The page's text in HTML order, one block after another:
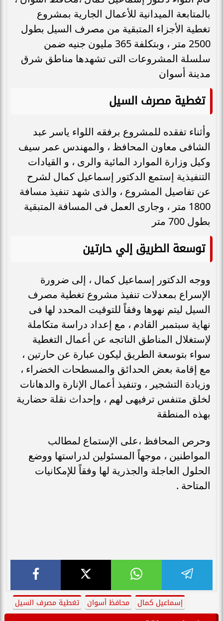
بالمتابعة الميدانية للأعمال الجارية بمشروع
تغطية الأجزاء المتبقية من مصرف السيل بطول
2500 متر ، وبتكلفة 365 مليون جنيه ضمن
سلسلة المشروعات التى تشهدها مناطق شرق
مدينة أسوان
تغطية مصرف السيل
وأثناء تفقده للمشروع برفقه اللواء ياسر عبد
الشافى معاون المحافظ ، والمهندس عمر سيف
وكيل وزارة الموارد المائية والرى ، و القيادات
التنفيذية إستمع الدكتور إسماعيل كمال لشرح
عن تفاصيل المشروع ، والذى شهد تنفيذ مسافة
1800 متر ، وجارى العمل فى المسافة المتبقية
بطول 700 متر
توسعة الطريق إلي حارتين
ووجه الدكتور إسماعيل كمال ، إلى ضرورة
الإسراع بمعدلات تنفيذ مشروع تغطية مصرف
السيل ليتم نهوها وفقاً للتوقيت المحدد لها فى
نهاية سبتمبر القادم ، مع إعداد دراسة متكاملة
لإستغلال المناطق الناتجه عن أعمال التغطية
سواء بتوسعة الطريق ليكون عبارة عن حارتين ،
مع إقامة بعض الحدائق والمسطحات الخضراء ،
وزيادة التشجير ، وتنفيذ أعمال الإنارة والدهانات
لخلق متنفس ترفيهى لهم ، وإحداث نقلة حضارية
بهذه المنطقة
وحرص المحافظ ،على الإستماع لمطالب
المواطنين ، موجهاً المسئولين لدراستها ووضع
الحلول العاجلة والجذرية لها وفقاً للإمكانيات
المتاحة .
إسماعيل كمال محافظ أسوان تغطية مصرف السيل